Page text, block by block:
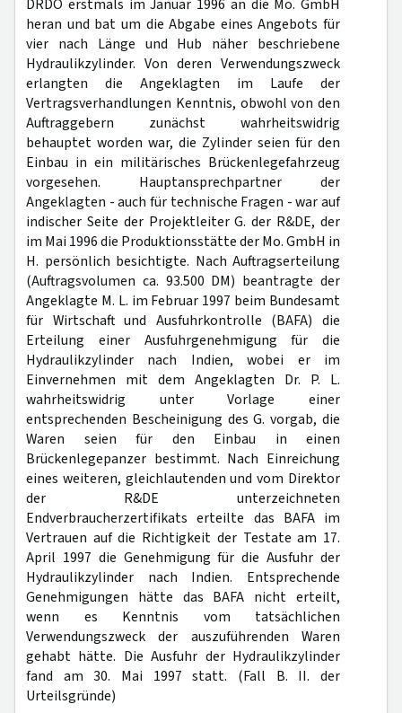
DRDO erstmals im Januar 1996 an die Mo. GmbH
heran und bat um die Abgabe eines Angebots für
vier nach Länge und Hub näher beschriebene
Hydraulikzylinder. Von deren Verwendungszweck
erlangten die Angeklagten im Laufe der
Vertragsverhandlungen Kenntnis, obwohl von den
Auftraggebern zunächst wahrheitswidrig
behauptet worden war, die Zylinder seien für den
Einbau in ein militärisches Brückenlegefahrzeug
vorgesehen. Hauptansprechpartner der
Angeklagten - auch für technische Fragen - war auf
indischer Seite der Projektleiter G. der R&DE, der
im Mai 1996 die Produktionsstätte der Mo. GmbH in
H. persönlich besichtigte. Nach Auftragserteilung
(Auftragsvolumen ca. 93.500 DM) beantragte der
Angeklagte M. L. im Februar 1997 beim Bundesamt
für Wirtschaft und Ausfuhrkontrolle (BAFA) die
Erteilung einer Ausfuhrgenehmigung für die
Hydraulikzylinder nach Indien, wobei er im
Einvernehmen mit dem Angeklagten Dr. P. L.
wahrheitswidrig unter Vorlage einer
entsprechenden Bescheinigung des G. vorgab, die
Waren seien für den Einbau in einen
Brückenlegepanzer bestimmt. Nach Einreichung
eines weiteren, gleichlautenden und vom Direktor
der R&DE unterzeichneten
Endverbraucherzertifikats erteilte das BAFA im
Vertrauen auf die Richtigkeit der Testate am 17.
April 1997 die Genehmigung für die Ausfuhr der
Hydraulikzylinder nach Indien. Entsprechende
Genehmigungen hätte das BAFA nicht erteilt,
wenn es Kenntnis vom tatsächlichen
Verwendungszweck der auszuführenden Waren
gehabt hätte. Die Ausfuhr der Hydraulikzylinder
fand am 30. Mai 1997 statt. (Fall B. II. der
Urteilsgründe)